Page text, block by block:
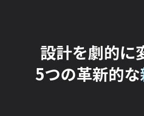
設計を劇的に
5つの革新的な